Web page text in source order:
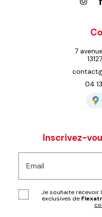
7
04
Inscrivez-
Email
Je souhaite recevoir
exclusives de